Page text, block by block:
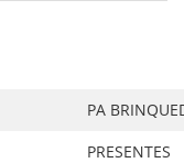
PA
PRESENTES